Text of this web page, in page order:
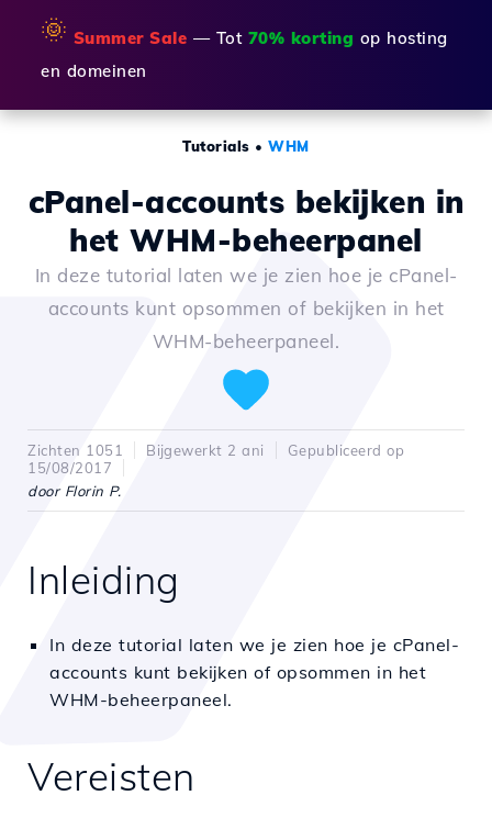
🌞 Summer Sale — Tot 70% korting op hosting
en domeinen
Tutorials •WHM
cPanel-accounts bekijken in
het WHM-beheerpanel
In deze tutorial laten we je zien hoe je cPanel-
accounts kunt opsommen of bekijken in het
WHM-beheerpaneel.
Zichten 1051 Bijgewerkt 2 ani
Gepubliceerd op
15/08/2017
door Florin P.
Inleiding
In deze tutorial laten we je zien hoe je cPanel-
accounts kunt bekijken of opsommen in het
WHM-beheerpaneel.
Vereisten